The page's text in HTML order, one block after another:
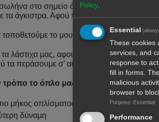
στο σημείο όπου σημαδέψαμε, μέσα
τα άγκιστρα. Αφού τα βιδώσουμε, τα
τοποθετούμε το μουλινέ και περνάμε σε αυτό
τα λάστιχα μας, αφού τα μετρήσουμε
τα περάσουμε σ’ αυτό.
τρόπο το όπλο μας θα έχει:
μήκος οπλίσματος
δύναμη
Policy.
Essential
These cookies
services, and
response to
fill in forms.
malicious
browser to
Purpose: Essential
Performance